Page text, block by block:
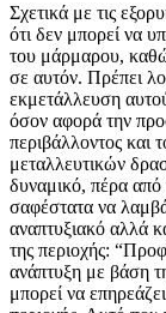
Σχετικά με τις
ότι δεν μπορεί να
του μάρμαρου,
σε αυτόν. Πρέπει
εκμετάλλευση
όσον αφορά την
περιβάλλοντος και
μεταλλευτικών
δυναμικό, πέρα από
σαφέστατα να
αναπτυξιακό αλλά
της περιοχής:
ανάπτυξη με βάση
μπορεί να